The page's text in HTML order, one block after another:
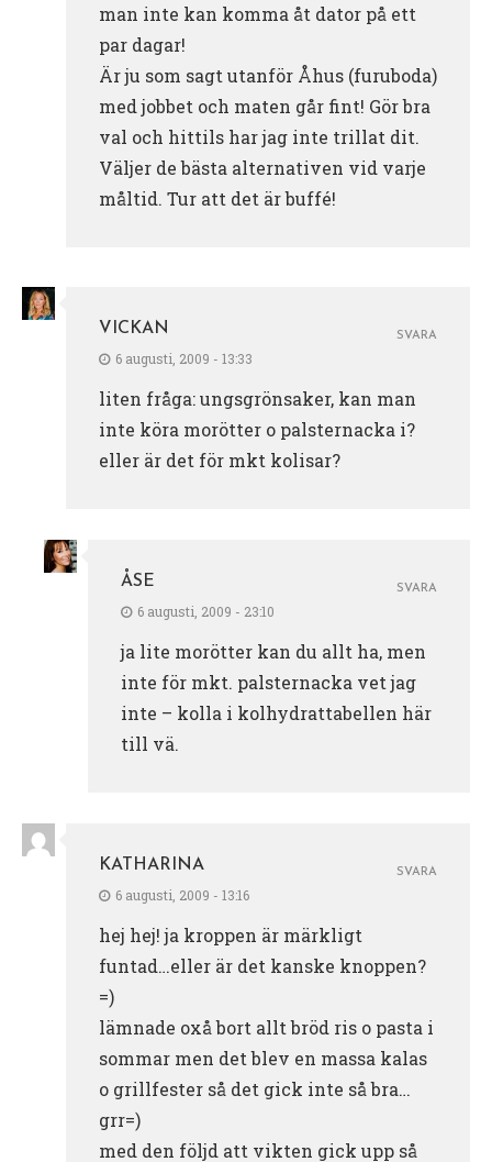
man inte kan komma åt dator på ett
par dagar!
Är ju som sagt utanför Åhus (furuboda)
med jobbet och maten går fint! Gör bra
val och hittils har jag inte trillat dit.
Väljer de bästa alternativen vid varje
måltid. Tur att det är buffé!
VICKAN
6 augusti, 2009 - 13:33
liten fråga: ungsgrönsaker, kan man
inte köra morötter o palsternacka i?
eller är det för mkt kolisar?
SVARA
ÅSE
6 augusti, 2009 - 23:10
ja lite morötter kan du allt ha, men
inte för mkt. palsternacka vet jag
inte – kolla i kolhydrattabellen här
till vä.
SVARA
KATHARINA
6 augusti, 2009 - 13:16
hej hej! ja kroppen är märkligt
funtad…eller är det kanske knoppen?
=)
lämnade oxå bort allt bröd ris o pasta i
sommar men det blev en massa kalas
o grillfester så det gick inte så bra…
grr=)
med den följd att vikten gick upp så
SVARA